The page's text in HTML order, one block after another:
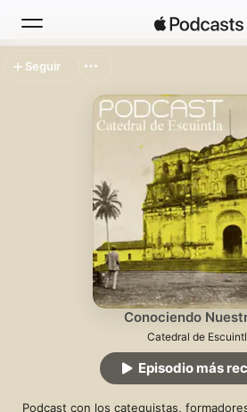
Lo más escuchado
Conociendo
Catedral de
Podcast con los catequistas,
Episodio más
Seguir